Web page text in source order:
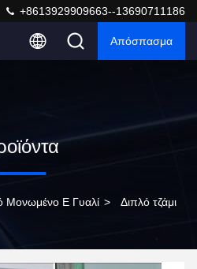
+8613929909663--13690711186
Απόσπασμα
Μονωμένο Ε Γυαλί > Διπλό τζάμι